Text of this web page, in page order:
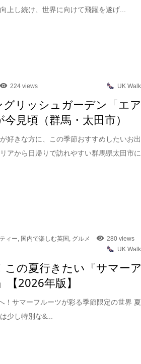
上し続け、世界に向けて飛躍を遂げ...
224 views UK
リッシュガーデン「エア
見頃（群馬・太田市）
好きな方に、この季節おすすめしたいお出
アから日帰りで訪れやすい群馬県太田市に
ィー, 国内で楽しむ英国 , グルメ
280 views
UK
の夏行きたい『サマーア
2026年版】
！サマーフルーツが彩る季節限定の世界 夏
少し特別な&...